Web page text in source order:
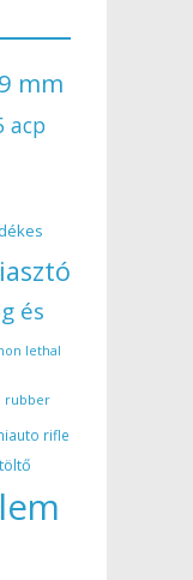
9 mm
acp
és
lethal
rubber
rifle